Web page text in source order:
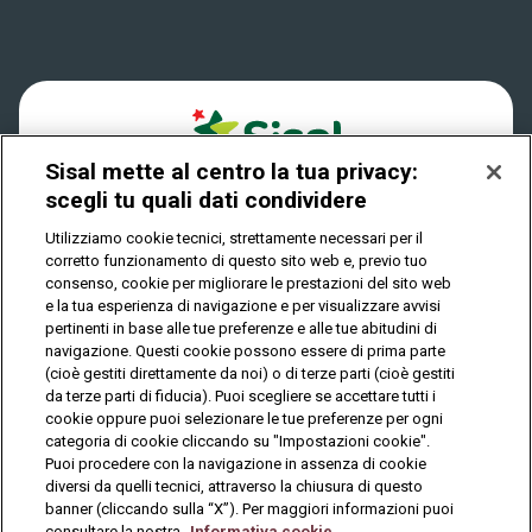
Play Your Date
Privacy
IL GIOCO È VIETATO AI MINORI E PUÒ CAUSARE
DIPENDENZA PATOLOGICA
© Copyright Sisal Italia S.p.A. - P.I. 02433760135
Privacy Cookies
Mappa
del
sito
Sisal mette al centro la tua privacy:
scegli tu quali dati condividere
Utilizziamo cookie tecnici, strettamente necessari per il
corretto funzionamento di questo sito web e, previo tuo
consenso, cookie per migliorare le prestazioni del sito web
e la tua esperienza di navigazione e per visualizzare avvisi
pertinenti in base alle tue preferenze e alle tue abitudini di
navigazione. Questi cookie possono essere di prima parte
(cioè gestiti direttamente da noi) o di terze parti (cioè gestiti
da terze parti di fiducia). Puoi scegliere se accettare tutti i
cookie oppure puoi selezionare le tue preferenze per ogni
categoria di cookie cliccando su "Impostazioni cookie".
Puoi procedere con la navigazione in assenza di cookie
diversi da quelli tecnici, attraverso la chiusura di questo
banner (cliccando sulla “X”). Per maggiori informazioni puoi